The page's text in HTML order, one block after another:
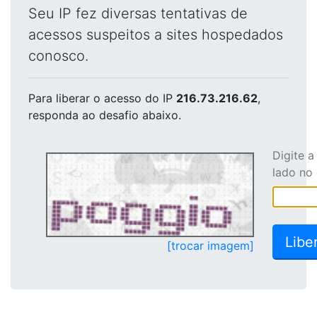
Seu IP fez diversas tentativas de
acessos suspeitos a sites hospedados
conosco.
Para liberar o acesso do IP 216.73.216.62,
responda ao desafio abaixo.
[trocar imagem]
Digite
lado no